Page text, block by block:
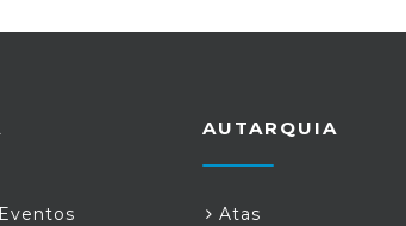
AUTARQUIA
Atas